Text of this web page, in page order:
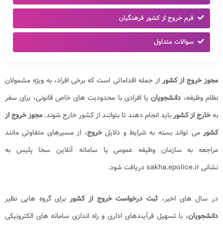
فرم خروج از کشور فرهنگیان
سوالات متداول
مجوز خروج از کشوراز جمله اقداماتی است که برخی افراد، به ویژه مشمولان
نظام وظیفه، دانشجویان یا افرادی با محدودیت های خاص قانونی، برای سفر
بهخارج از کشورباید انجام دهند تا بتوانند از کشور خارج شوند. مجوز خروج از
کشورمی تواند بسته به شرایط و دلایلخروج، از مسیرهای متفاوتی مانند
مراجعه به سازمان وظیفه عمومی یا سامانه آنلاین سخا پلیس به
نشانی sakha.epolice.ir دریافت شود.
در سال های اخیر، ثبت درخواست خروج از کشوربرای گروه هایی نظیر
دانشجویان، با تسهیل فرآیندهای اداری و راه اندازی سامانه های الکترونیکی